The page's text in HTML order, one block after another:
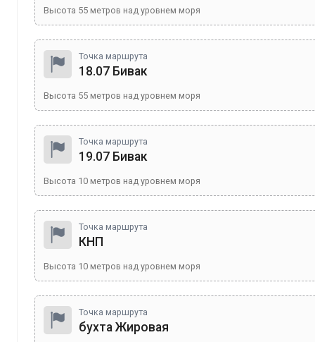
Высота 55 метров над уровнем моря
Точка маршрута
18.07 Бивак
Высота 55 метров над уровнем моря
Точка маршрута
19.07 Бивак
Высота 10 метров над уровнем моря
Точка маршрута
КНП
Высота 10 метров над уровнем моря
Точка маршрута
бухта Жировая